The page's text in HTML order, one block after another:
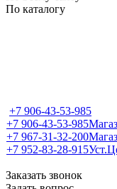
По каталогу
+7 906-43-53-985
+7 906-43-53-985
+7 967-31-32-200
+7 952-83-28-915
Заказать звонок